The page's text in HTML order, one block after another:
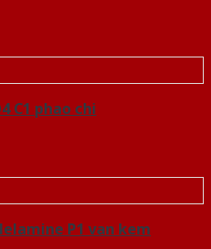
C1 phao chi
P1 van kem